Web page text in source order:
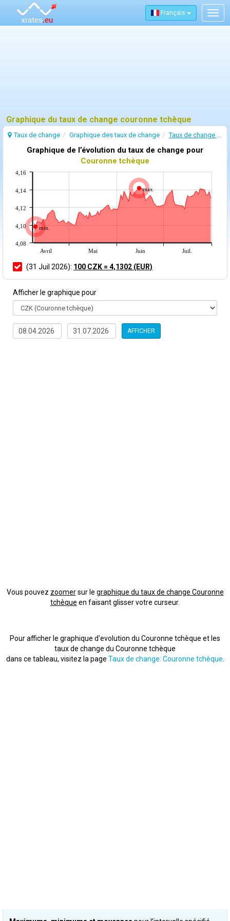
Français
Graphique du taux de change couronne tchèque
Taux de change Graphique des taux de change Taux de change Couronne tchèque
Graphique de l’évolution du taux de change pour
Couronne tchèque
min.
max
Avril Mai Juin Juil.
4,08
4,10
4,12
4,14
4,16
(31 Juil 2026): 100 CZK = 4,1302 (EUR)
Afficher le graphique pour
AFFICHER
Vous pouvez zoomersur le graphique du taux de change Couronne
tchèque en faisant glisser votre curseur.
Pour afficher le graphique d'evolution du Couronne tchèque et les
taux de change du Couronne tchèque
dans ce tableau, visitez la page Taux de change: Couronne tchèque